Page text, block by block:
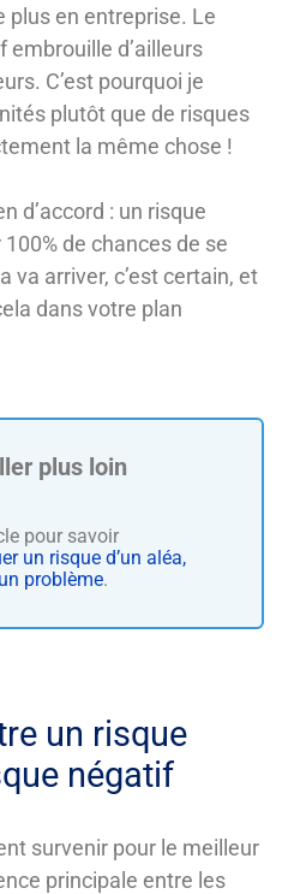
plus en entreprise. Le
embrouille d’ailleurs
C’est pourquoi je
plutôt que de risques
la même chose !
d’accord : un risque
de chances de se
va arriver, c’est certain, et
dans votre plan
pour savoir
un risque d’un aléa,
problème.
un risque
négatif
survenir pour le meilleur
principale entre les